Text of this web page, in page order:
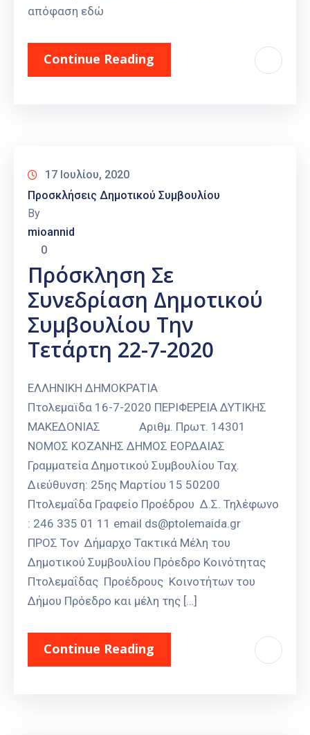
απόφαση εδώ
Continue Reading
17 Ιουλίου, 2020
Προσκλήσεις Δημοτικού Συμβουλίου
By
mioannid
0
Πρόσκληση Σε
Συνεδρίαση Δημοτικού
Συμβουλίου Την
Τετάρτη 22-7-2020
ΕΛΛΗΝΙΚΗ ΔΗΜΟΚΡΑΤΙΑ
Πτολεμαϊδα 16-7-2020 ΠΕΡΙΦΕΡΕΙΑ ΔΥΤΙΚΗΣ
ΜΑΚΕΔΟΝΙΑΣ Αριθμ. Πρωτ. 14301
ΝΟΜΟΣ ΚΟΖΑΝΗΣ ΔΗΜΟΣ ΕΟΡΔΑΙΑΣ
Γραμματεία Δημοτικού Συμβουλίου Ταχ.
Διεύθυνση: 25ης Μαρτίου 15 50200
Πτολεμαΐδα Γραφείο Προέδρου Δ.Σ. Τηλέφωνο
: 246 335 01 11 email ds@ptolemaida.gr
ΠΡΟΣ Τον Δήμαρχο Τακτικά Μέλη του
Δημοτικού Συμβουλίου Πρόεδρο Κοινότητας
Πτολεμαΐδας Προέδρους Κοινοτήτων του
Δήμου Πρόεδρο και μέλη της […]
Continue Reading